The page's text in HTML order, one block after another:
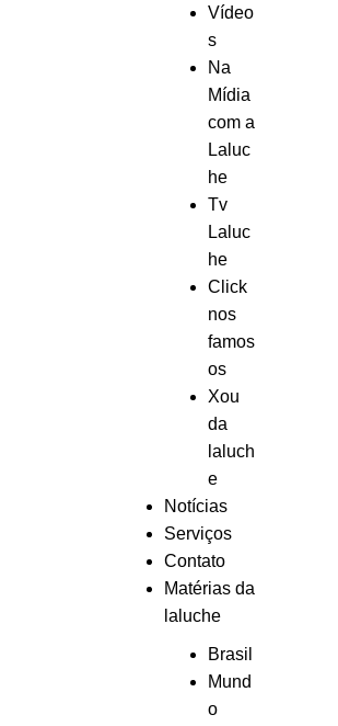
Vídeo
s
Na
Mídia
com a
Laluc
he
Tv
Laluc
he
Click
nos
famos
os
Xou
da
laluch
e
Notícias
Serviços
Contato
Matérias da
laluche
Brasil
Mund
o